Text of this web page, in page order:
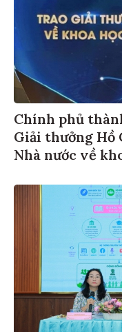
Chính phủ
Giải thưởng Hồ
Nhà nước về